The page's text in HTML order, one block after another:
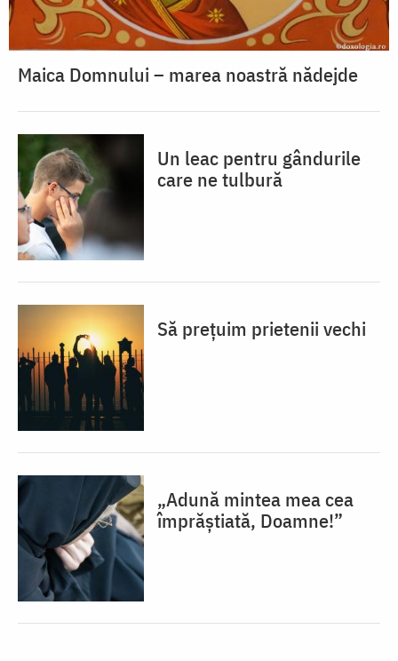
Maica Domnului – marea noastră nădejde
Un leac pentru gândurile
care ne tulbură
Să prețuim prietenii vechi
„Adună mintea mea cea
împrăștiată, Doamne!”